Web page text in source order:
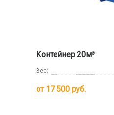
Контейнер 20м³
Вес:
от 17 500 руб.